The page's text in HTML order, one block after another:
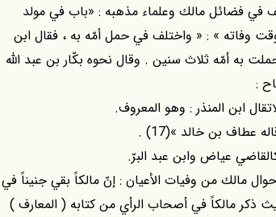
في فضائل مالك وعلماء مذهبه : «باب في مولد
وفاته » : « واختلف في حمل أمّه به ، فقال ابن
به أمّه ثلاث سنين . وقال نحوه بكّار بن عبد الله
:
ابن المنذر : وهو المعروف.
عطاف بن خالد »(17) .
عياض وابن عبد البرّ.
مالك من وفيات الأعيان : إنّ مالكاً بقي جنيناً في
مالكاً في أصحاب الرأي من كتابه ( المعارف )